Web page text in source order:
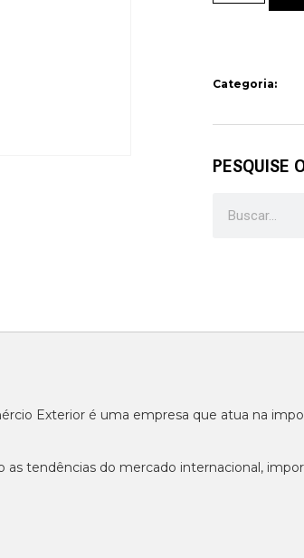
Categoria:
PESQUISE
Exterior é uma empresa que atua na
tendências do mercado internacional,